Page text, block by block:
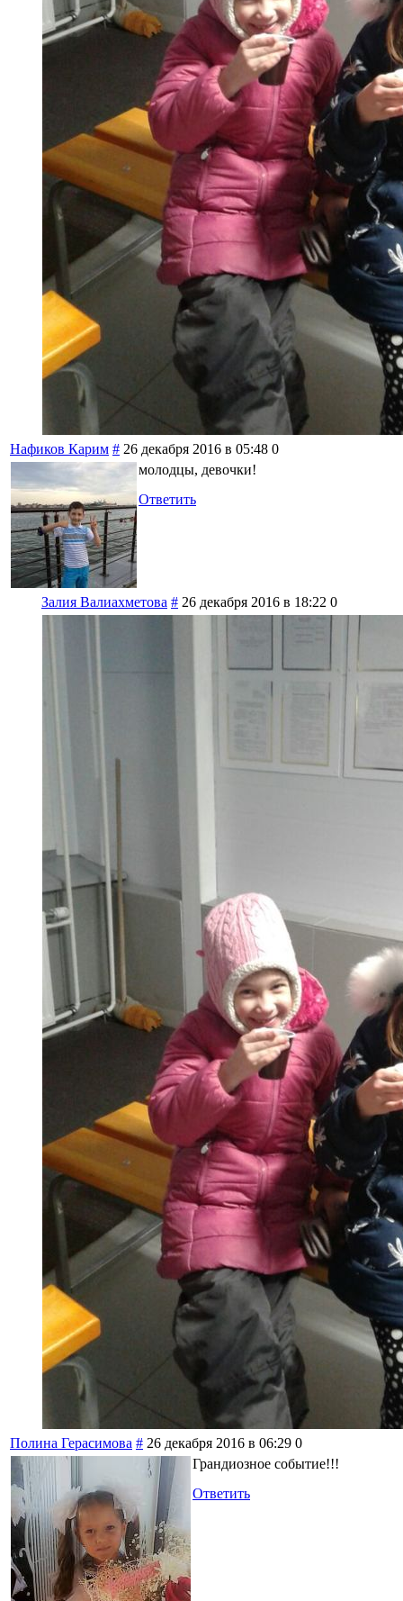
Нафиков Карим # 26 декабря 2016 в 05:48 0
молодцы, девочки!
Ответить
Залия Валиахметова # 26 декабря 2016 в 18:22 0
Полина Герасимова # 26 декабря 2016 в 06:29 0
Грандиозное событие!!!
Ответить